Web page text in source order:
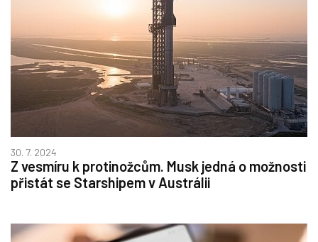
30. 7. 2024
Z vesmíru k protinožcům. Musk jedná o možnosti
přistát se Starshipem v Austrálii